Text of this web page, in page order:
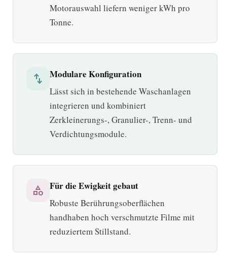
Motorauswahl liefern weniger kWh pro
Tonne.
swap_vert Modulare Konfiguration
Lässt sich in bestehende Waschanlagen
integrieren und kombiniert
Zerkleinerungs-, Granulier-, Trenn- und
Verdichtungsmodule.
category Für die Ewigkeit gebaut
Robuste Berührungsoberflächen
handhaben hoch verschmutzte Filme mit
reduziertem Stillstand.